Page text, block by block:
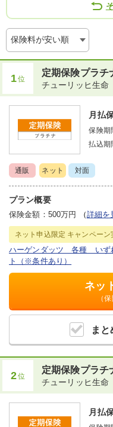
保険料が安い順
1位
まと
定期保険プラチ
チューリッヒ生命
ネッ
（
月払
保険期
払込期
通販 ネット 対面
プラン概要
保険金額：500万円 （詳細を
ネット申込限定 キャンペーン
ハーゲンダッツ 各種 いず
ト（※条件あり）
2位
定期保険プラチ
チューリッヒ生命
月払